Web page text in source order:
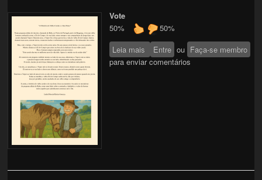
Vote
50%
50%
Leia mais sobre "A História do Velho
Cavalo e o Seu Dono"
Entre ou Faça-se membro
para enviar comentários